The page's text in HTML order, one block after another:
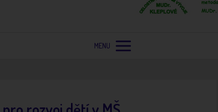
MENU